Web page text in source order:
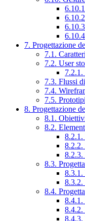
7. Progettazione
7.1.
7.2. User
7.2.1.
7.3. Flussi
7.4.
7.5.
8. Progettazione
8.1.
8.2.
8.2.1.
8.2.2.
8.2.3.
8.3.
8.3.1.
8.3.2.
8.4.
8.4.1.
8.4.2.
8.4.3.